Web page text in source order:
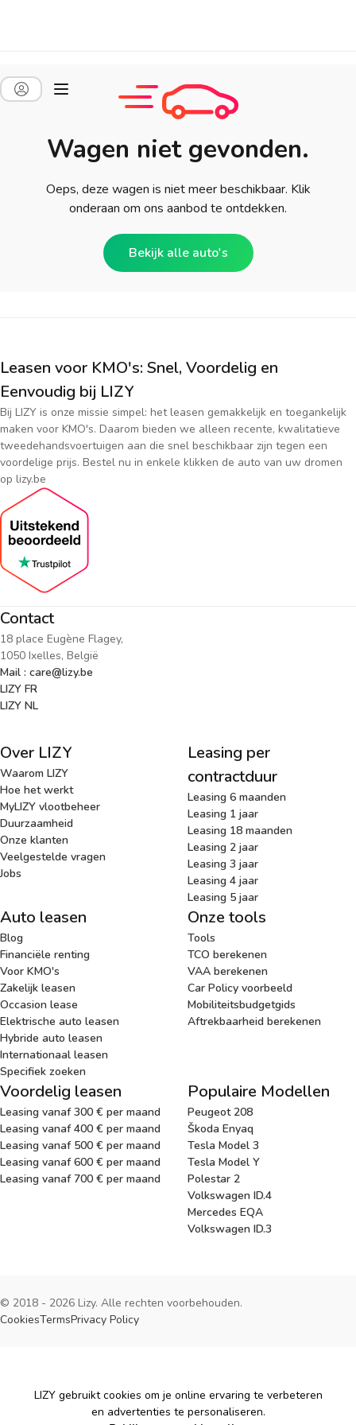
Wagen niet gevonden.
Oeps, deze wagen is niet meer beschikbaar. Klik
onderaan om ons aanbod te ontdekken.
Bekijk alle auto's
Leasen voor KMO's: Snel, Voordelig en
Eenvoudig bij LIZY
Bij LIZY is onze missie simpel: het leasen gemakkelijk en toegankelijk
maken voor KMO's. Daarom bieden we alleen recente, kwalitatieve
tweedehandsvoertuigen aan die snel beschikbaar zijn tegen een
voordelige prijs. Bestel nu in enkele klikken de auto van uw dromen
op lizy.be
Contact
18 place Eugène Flagey,
1050 Ixelles, België
Mail : care@lizy.be
LIZY FR
LIZY NL
Over LIZY
Waarom LIZY
Hoe het werkt
MyLIZY vlootbeheer
Duurzaamheid
Onze klanten
Veelgestelde vragen
Jobs
Leasing per
contractduur
Leasing 6 maanden
Leasing 1 jaar
Leasing 18 maanden
Leasing 2 jaar
Leasing 3 jaar
Leasing 4 jaar
Leasing 5 jaar
Auto leasen
Blog
Financiële renting
Voor KMO's
Zakelijk leasen
Occasion lease
Elektrische auto leasen
Hybride auto leasen
Internationaal leasen
Specifiek zoeken
Onze tools
Tools
TCO berekenen
VAA berekenen
Car Policy voorbeeld
Mobiliteitsbudgetgids
Aftrekbaarheid berekenen
Voordelig leasen
Leasing vanaf 300 € per maand
Leasing vanaf 400 € per maand
Leasing vanaf 500 € per maand
Leasing vanaf 600 € per maand
Leasing vanaf 700 € per maand
Populaire Modellen
Peugeot 208
Škoda Enyaq
Tesla Model 3
Tesla Model Y
Polestar 2
Volkswagen ID.4
Mercedes EQA
Volkswagen ID.3
© 2018 - 2026 Lizy. Alle rechten voorbehouden.
CookiesTermsPrivacy Policy
Cookies
LIZY gebruikt cookies om je online ervaring te verbeteren
en advertenties te personaliseren.